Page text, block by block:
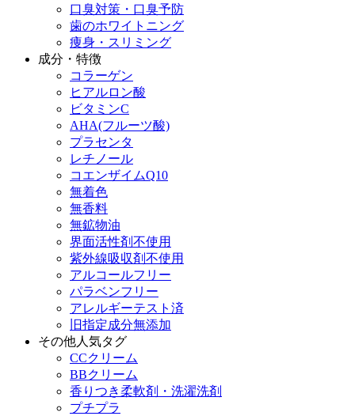
口臭対策・口臭予防
歯のホワイトニング
痩身・スリミング
成分・特徴
コラーゲン
ヒアルロン酸
ビタミンC
AHA(フルーツ酸)
プラセンタ
レチノール
コエンザイムQ10
無着色
無香料
無鉱物油
界面活性剤不使用
紫外線吸収剤不使用
アルコールフリー
パラベンフリー
アレルギーテスト済
旧指定成分無添加
その他人気タグ
CCクリーム
BBクリーム
香りつき柔軟剤・洗濯洗剤
プチプラ